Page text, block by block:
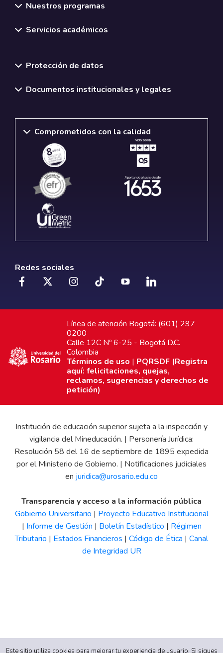
Conferencistas
- Internacional + Víctor Gómez
Nuestros programas
Servicios académicos
Protección de datos
Documentos institucionales y legales
Comprometidos con la calidad
Redes sociales
Línea de atención Bogotá: (601) 297
0200
Calle 12C Nº 6-25 - Bogotá D.C.
Colombia
Términos de uso | PQRSDF (Registra
aquí: felicitaciones, quejas,
reclamos, sugerencias y derechos de
petición)
Institución de educación superior sujeta a la inspección y
vigilancia del Mineducación. | Personería Jurídica:
Resolución 58 del 16 de septiembre de 1895 expedida
por el Ministerio de Gobierno. | Notificaciones judiciales
en juridica@urosario.edu.co
Transparencia y acceso a la información pública
Gobierno Universitario | Proyecto Educativo Institucional
| Informe de Gestión | Boletín Estadístico | Régimen
Tributario | Estados Financieros | Código de Ética | Canal
de Integridad UR
Este sitio utiliza cookies para mejorar tu experiencia de usuario. Si sigues